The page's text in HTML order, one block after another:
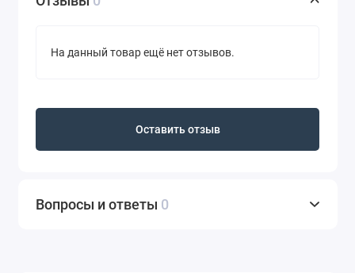
На данный товар ещё нет отзывов.
Оставить отзыв
Вопросы и ответы 0